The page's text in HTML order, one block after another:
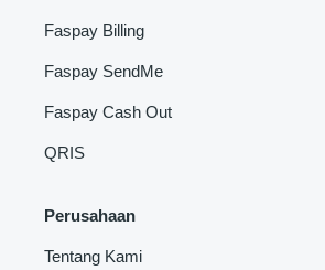
Faspay Billing
Faspay SendMe
Faspay Cash Out
QRIS
Perusahaan
Tentang Kami